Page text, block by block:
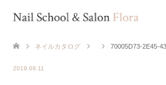
ネイルカタログ 70005D73-2E45-
2019.09.11